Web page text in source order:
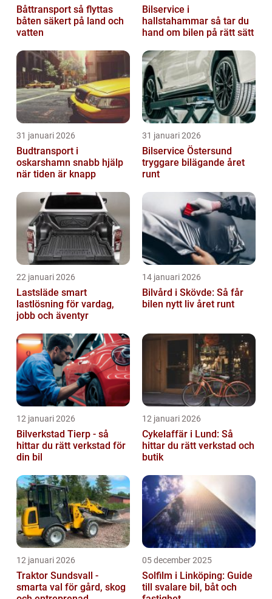
Båttransport så flyttas
båten säkert på land och
vatten
Bilservice i
hallstahammar så tar du
hand om bilen på rätt sätt
31 januari 2026
Budtransport i
oskarshamn snabb hjälp
när tiden är knapp
31 januari 2026
Bilservice Östersund
tryggare bilägande året
runt
22 januari 2026
Lastsläde smart
lastlösning för vardag,
jobb och äventyr
14 januari 2026
Bilvård i Skövde: Så får
bilen nytt liv året runt
12 januari 2026
Bilverkstad Tierp - så
hittar du rätt verkstad för
din bil
12 januari 2026
Cykelaffär i Lund: Så
hittar du rätt verkstad och
butik
12 januari 2026
Traktor Sundsvall -
smarta val för gård, skog
05 december 2025
Solfilm i Linköping: Guide
till svalare bil, båt och